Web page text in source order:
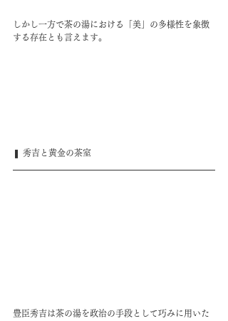
しかし一方で茶の湯における「美」の多様性を象徴
する存在とも言えます。
❚ 秀吉と黄金の茶室
豊臣秀吉は茶の湯を政治の手段として巧みに用いた